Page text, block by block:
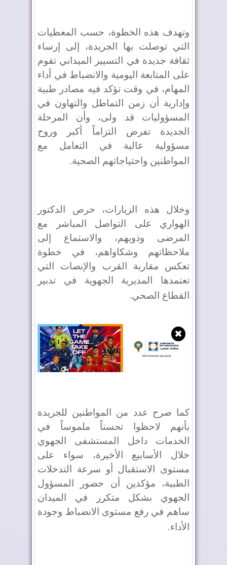
وتهدف هذه الخطوة، حسب المعطيات
التي توصلت بها الجريدة، إلى إرساء
ثقافة جديدة في التسيير الميداني تقوم
على المتابعة اليومية والانضباط في أداء
المهام، في وقت تؤكد فيه مصادر طبية
وإدارية أن زمن التماطل والتهاون في
المسؤوليات قد ولى، وأن المرحلة
الجديدة تفرض التزاماً أكبر وروح
مسؤولية عالية في التعامل مع
المواطنين واحتياجاتهم الصحية.
وخلال هذه الزيارات، حرص الدكتور
الهواري على التواصل المباشر مع
المرضى وذويهم، والاستماع إلى
ملاحظاتهم وشكاواهم، في خطوة
تعكس مقاربة القرب والإنصات التي
تعتمدها المديرية الجهوية في تدبير
القطاع الصحي.
✖
كما صرح عدد من المواطنين للجريدة
بأنهم لاحظوا تحسناً ملموساً في
الخدمات داخل المستشفى الجهوي
خلال الأسابيع الأخيرة، سواء على
مستوى الاستقبال أو سرعة التدخلات
الطبية، مؤكدين أن حضور المسؤول
الجهوي بشكل متكرر في الميدان
ساهم في رفع مستوى الانضباط وجودة
الأداء.